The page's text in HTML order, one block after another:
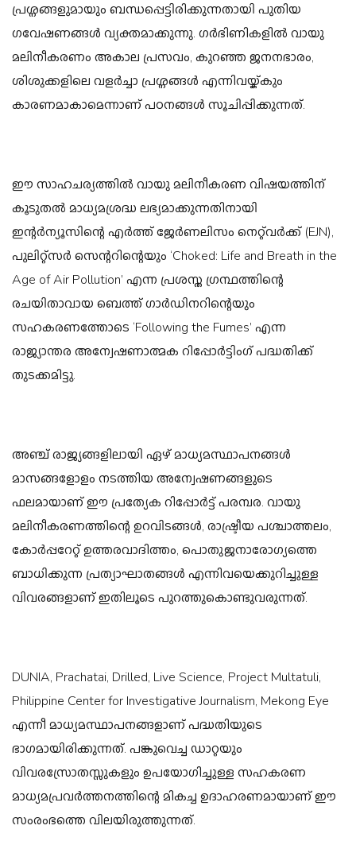
പ്രശ്നങ്ങളുമായും ബന്ധപ്പെട്ടിരിക്കുന്നതായി പുതിയ
ഗവേഷണങ്ങൾ വ്യക്തമാക്കുന്നു. ഗർഭിണികളിൽ വായു
മലിനീകരണം അകാല പ്രസവം, കുറഞ്ഞ ജനനഭാരം,
ശിശുക്കളിലെ വളർച്ചാ പ്രശ്നങ്ങൾ എന്നിവയ്ക്കും
കാരണമാകാമെന്നാണ് പഠനങ്ങൾ സൂചിപ്പിക്കുന്നത്.
ഈ സാഹചര്യത്തിൽ വായു മലിനീകരണ വിഷയത്തിന്
കൂടുതൽ മാധ്യമശ്രദ്ധ ലഭ്യമാക്കുന്നതിനായി
ഇന്റർന്യൂസിന്റെ എർത്ത് ജേർണലിസം നെറ്റ്‌വർക്ക് (EJN),
പുലിറ്റ്‌സർ സെന്ററിന്റെയും ‘Choked: Life and Breath in the
Age of Air Pollution’ എന്ന പ്രശസ്ത ഗ്രന്ഥത്തിന്റെ
രചയിതാവായ ബെത്ത് ഗാർഡിനറിന്റെയും
സഹകരണത്തോടെ ‘Following the Fumes’ എന്ന
രാജ്യാന്തര അന്വേഷണാത്മക റിപ്പോർട്ടിംഗ് പദ്ധതിക്ക്
തുടക്കമിട്ടു.
അഞ്ച് രാജ്യങ്ങളിലായി ഏഴ് മാധ്യമസ്ഥാപനങ്ങൾ
മാസങ്ങളോളം നടത്തിയ അന്വേഷണങ്ങളുടെ
ഫലമായാണ് ഈ പ്രത്യേക റിപ്പോർട്ട് പരമ്പര. വായു
മലിനീകരണത്തിന്റെ ഉറവിടങ്ങൾ, രാഷ്ട്രീയ പശ്ചാത്തലം,
കോർപ്പറേറ്റ് ഉത്തരവാദിത്തം, പൊതുജനാരോഗ്യത്തെ
ബാധിക്കുന്ന പ്രത്യാഘാതങ്ങൾ എന്നിവയെക്കുറിച്ചുള്ള
വിവരങ്ങളാണ് ഇതിലൂടെ പുറത്തുകൊണ്ടുവരുന്നത്.
DUNIA, Prachatai, Drilled, Live Science, Project Multatuli,
Philippine Center for Investigative Journalism, Mekong Eye
എന്നീ മാധ്യമസ്ഥാപനങ്ങളാണ് പദ്ധതിയുടെ
ഭാഗമായിരിക്കുന്നത്. പങ്കുവെച്ച ഡാറ്റയും
വിവരസ്രോതസ്സുകളും ഉപയോഗിച്ചുള്ള സഹകരണ
മാധ്യമപ്രവർത്തനത്തിന്റെ മികച്ച ഉദാഹരണമായാണ് ഈ
സംരംഭത്തെ വിലയിരുത്തുന്നത്.